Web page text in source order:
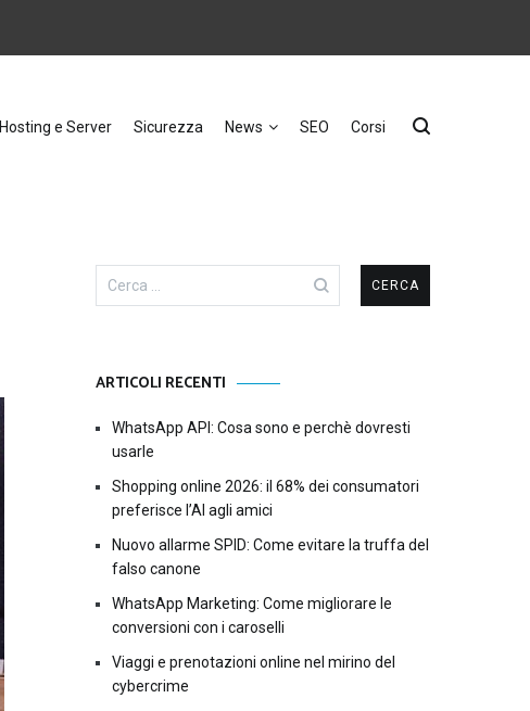
Hosting e Server Sicurezza News SEO Corsi
Ricerca
per:
ARTICOLI RECENTI
WhatsApp API: Cosa sono e perchè dovresti
usarle
Shopping online 2026: il 68% dei consumatori
preferisce l’AI agli amici
Nuovo allarme SPID: Come evitare la truffa del
falso canone
WhatsApp Marketing: Come migliorare le
conversioni con i caroselli
Viaggi e prenotazioni online nel mirino del
cybercrime